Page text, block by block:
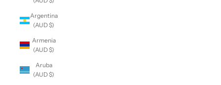
Argentina
(AUD $)
Armenia
(AUD $)
Aruba
(AUD $)